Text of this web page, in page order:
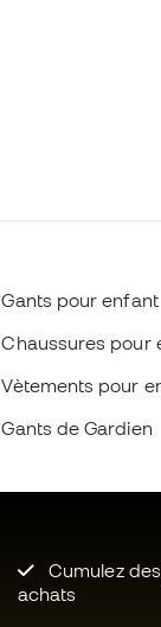
Gants pour enfant
Chaussures pour
Vètements pour
Gants de Gardien
Cumulez
achats